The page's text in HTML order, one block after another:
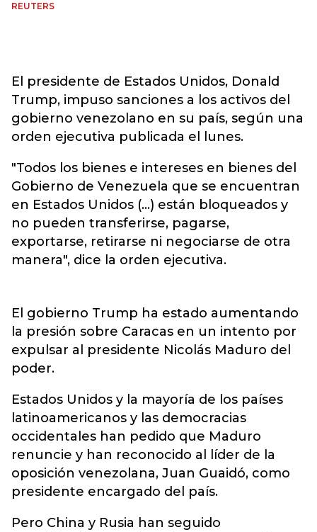
REUTERS
El presidente de Estados Unidos, Donald
Trump, impuso sanciones a los activos del
gobierno venezolano en su país, según una
orden ejecutiva publicada el lunes.
"Todos los bienes e intereses en bienes del
Gobierno de Venezuela que se encuentran
en Estados Unidos (...) están bloqueados y
no pueden transferirse, pagarse,
exportarse, retirarse ni negociarse de otra
manera", dice la orden ejecutiva.
El gobierno Trump ha estado aumentando
la presión sobre Caracas en un intento por
expulsar al presidente Nicolás Maduro del
poder.
Estados Unidos y la mayoría de los países
latinoamericanos y las democracias
occidentales han pedido que Maduro
renuncie y han reconocido al líder de la
oposición venezolana, Juan Guaidó, como
presidente encargado del país.
Pero China y Rusia han seguido